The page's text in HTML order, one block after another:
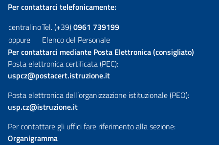
Per contattarci telefonicamente:
centralinoTel. (+39)0961 739199
oppure
Elenco del Personale
Per contattarci mediante Posta Elettronica (consigliato)
Posta elettronica certificata (PEC):
uspcz@postacert.istruzione.it
Posta elettronica dell’organizzazione istituzionale (PEO):
usp.cz@istruzione.it
Per contattare gli uffici fare riferimento alla sezione:
Organigramma